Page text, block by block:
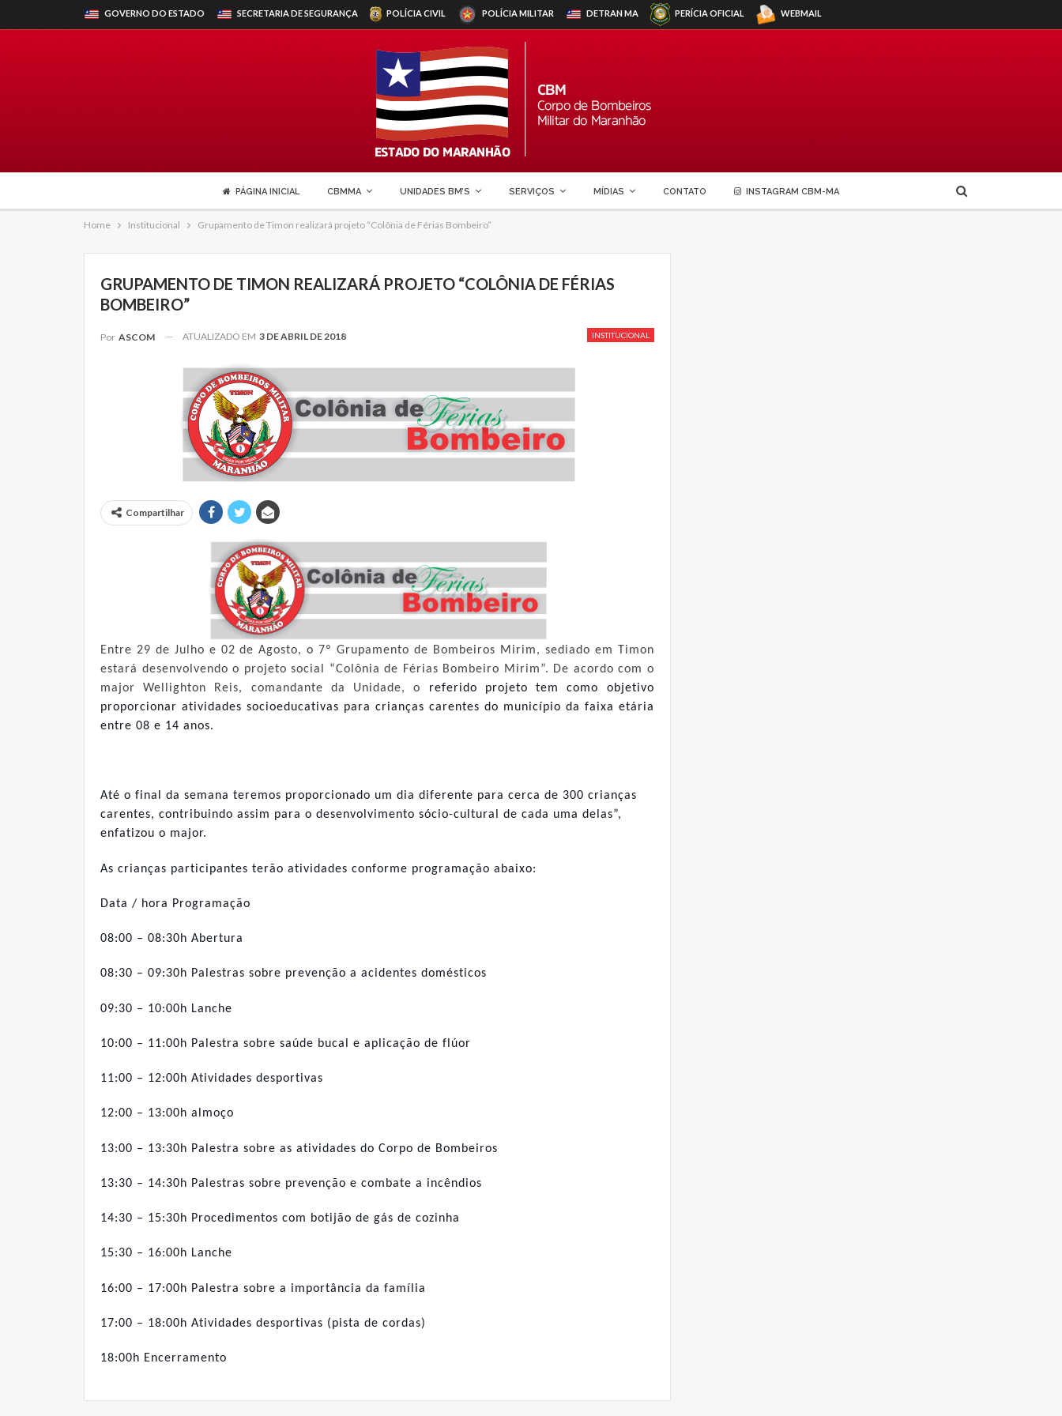
GOVERNO DO ESTADO SECRETARIA DE SEGURANÇA POLÍCIA CIVIL POLÍCIA MILITAR DETRANMA PERÍCIA OFICIAL WEBMAIL
PÁGINA INICIAL CBMMA UNIDADES BM’S SERVIÇOS MÍDIAS CONTATO INSTAGRAM CBM-MA
Home Institucional Grupamento de Timon realizará projeto “Colônia de Férias Bombeiro”
GRUPAMENTO DE TIMON REALIZARÁ PROJETO “COLÔNIA DE FÉRIAS
BOMBEIRO”
INSTITUCIONAL
Por ASCOM ATUALIZADO EM 3 DE ABRIL DE 2018
Compartilhar
Entre 29 de Julho e 02 de Agosto, o 7º Grupamento de Bombeiros Mirim, sediado em Timon
estará desenvolvendo o projeto social “Colônia de Férias Bombeiro Mirim”. De acordo com o
major Wellighton Reis, comandante da Unidade, o referido projeto tem como objetivo
proporcionar atividades socioeducativas para crianças carentes do município da faixa etária
entre 08 e 14 anos.
Até o final da semana teremos proporcionado um dia diferente para cerca de 300 crianças
carentes, contribuindo assim para o desenvolvimento sócio-cultural de cada uma delas”,
enfatizou o major.
As crianças participantes terão atividades conforme programação abaixo:
Data / hora Programação
08:00 – 08:30h Abertura
08:30 – 09:30h Palestras sobre prevenção a acidentes domésticos
09:30 – 10:00h Lanche
10:00 – 11:00h Palestra sobre saúde bucal e aplicação de flúor
11:00 – 12:00h Atividades desportivas
12:00 – 13:00h almoço
13:00 – 13:30h Palestra sobre as atividades do Corpo de Bombeiros
13:30 – 14:30h Palestras sobre prevenção e combate a incêndios
14:30 – 15:30h Procedimentos com botijão de gás de cozinha
15:30 – 16:00h Lanche
16:00 – 17:00h Palestra sobre a importância da família
17:00 – 18:00h Atividades desportivas (pista de cordas)
18:00h Encerramento